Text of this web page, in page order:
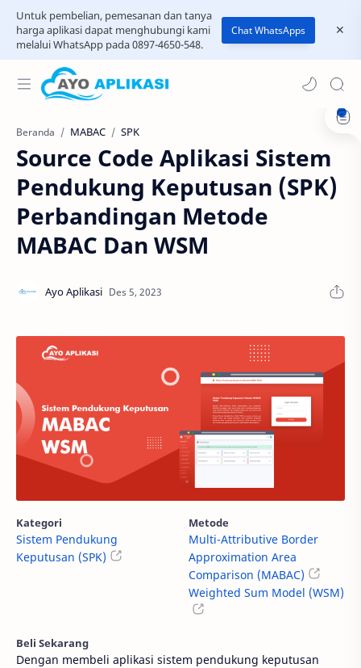
Untuk pembelian, pemesanan dan tanya
harga aplikasi dapat menghubungi kami
melalui WhatsApp pada 0897-4650-548.
Chat WhatsApps
Beranda MABAC SPK
Source Code Aplikasi Sistem
Pendukung Keputusan (SPK)
Perbandingan Metode
MABAC Dan WSM
Kategori
Sistem Pendukung
Keputusan (SPK)
Metode
Multi-Attributive Border
Approximation Area
Comparison (MABAC)
Weighted Sum Model (WSM)
Beli Sekarang
Dengan membeli aplikasi sistem pendukung keputusan